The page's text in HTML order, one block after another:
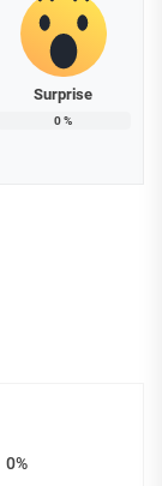
Surprise
0%
0%